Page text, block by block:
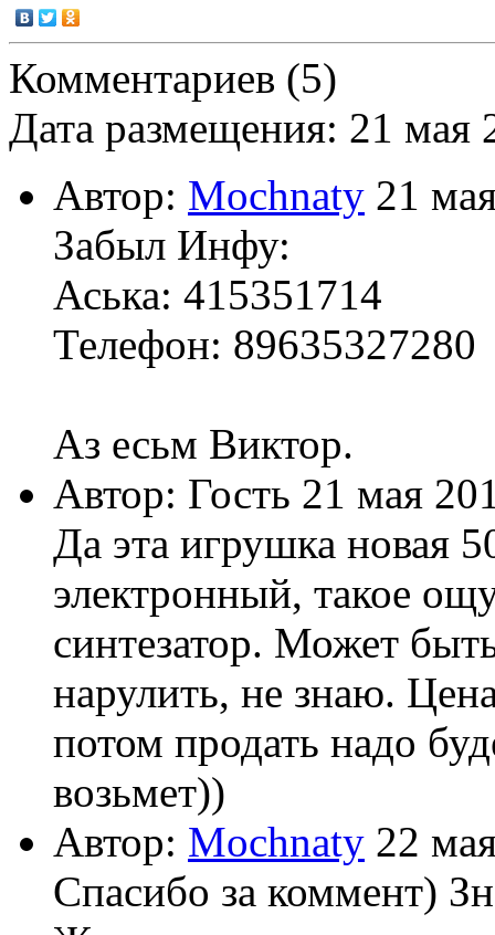
Комментариев (5)
Дата размещения: 21 мая
Автор: Mochnaty 21
Забыл Инфу:
Аська: 415351714
Телефон: 89635327280
Аз есьм Виктор.
Автор: Гость 21 мая
Да эта игрушка новая
электронный, такое
синтезатор. Может
нарулить, не знаю.
потом продать надо
возьмет))
Автор: Mochnaty 22
Спасибо за коммент)